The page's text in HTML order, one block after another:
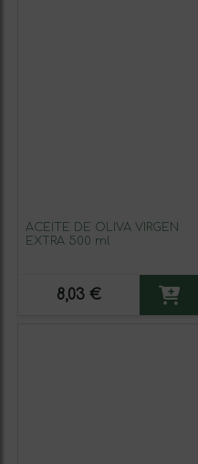
ACEITE DE OLIVA VIRGEN
EXTRA 500 ml
8,03 €